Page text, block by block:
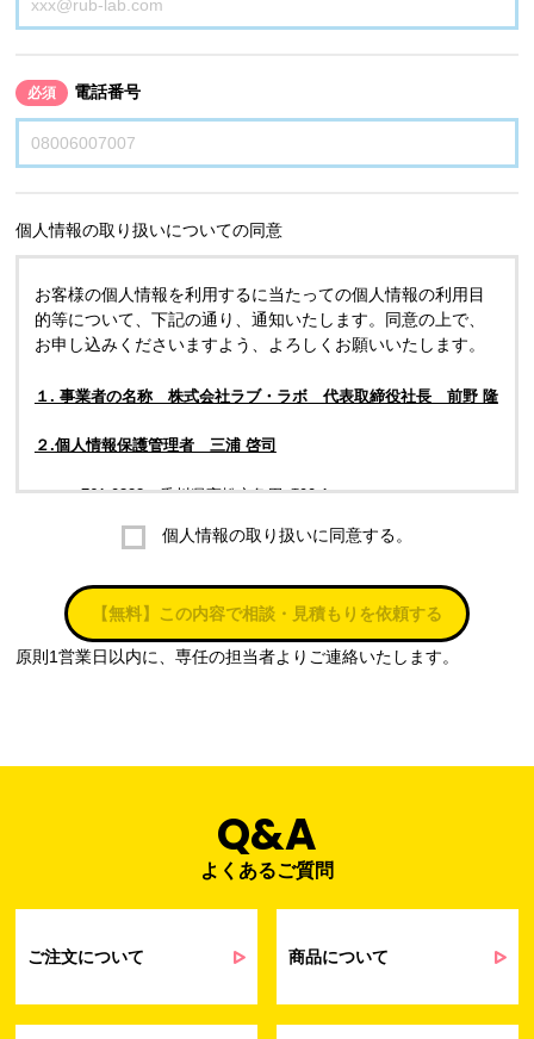
必須 電話番号
個人情報の取り扱いについての同意
お客様の個人情報を利用するに当たっての個人情報の利用目
的等について、下記の通り、通知いたします。同意の上で、
お申し込みくださいますよう、よろしくお願いいたします。
１. 事業者の名称 株式会社ラブ・ラボ 代表取締役社長 前野 隆
２.個人情報保護管理者 三浦 啓司
〒761-0323 香川県高松市亀田町90-1
株式会社ラブ・ラボ
電話：087-847-2000
電子メール：info@rub-lab.com
正当な事業遂行の範囲内で利用いたします。
個人情報の利用目的
当社通信販売における受発注業務のため
るアンケート等の収集・分析・統計のため
せ業務に関するお取引先様との業務連絡や
契約・請求等の一連の手続きのため
個人情報の取り扱いに同意する。
【無料】この内容で相談・見積もりを依頼する
原則1営業日以内に、専任の担当者よりご連絡いたします。
Q&A
よくあるご質問
ご注文について 商品について